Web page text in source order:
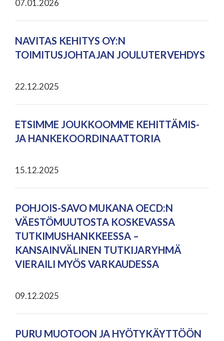
07.01.2026
NAVITAS KEHITYS OY:N
TOIMITUSJOHTAJAN JOULUTERVEHDYS
22.12.2025
ETSIMME JOUKKOOMME KEHITTÄMIS-
JA HANKEKOORDINAATTORIA
15.12.2025
POHJOIS-SAVO MUKANA OECD:N
VÄESTÖMUUTOSTA KOSKEVASSA
TUTKIMUSHANKKEESSA –
KANSAINVÄLINEN TUTKIJARYHMÄ
VIERAILI MYÖS VARKAUDESSA
09.12.2025
PURU MUOTOON JA HYÖTYKÄYTTÖÖN